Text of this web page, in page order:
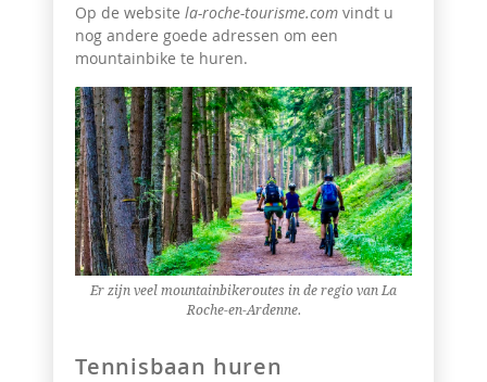
Op de website la-roche-tourisme.com vindt u
nog andere goede adressen om een
mountainbike te huren.
Er zijn veel mountainbikeroutes in de regio van La
Roche-en-Ardenne.
Tennisbaan huren